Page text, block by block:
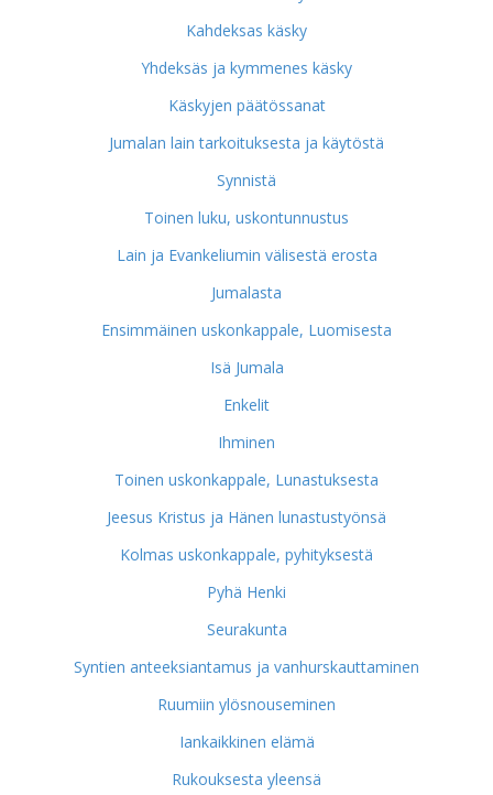
Kahdeksas käsky
Yhdeksäs ja kymmenes käsky
Käskyjen päätössanat
Jumalan lain tarkoituksesta ja käytöstä
Synnistä
Toinen luku, uskontunnustus
Lain ja Evankeliumin välisestä erosta
Jumalasta
Ensimmäinen uskonkappale, Luomisesta
Isä Jumala
Enkelit
Ihminen
Toinen uskonkappale, Lunastuksesta
Jeesus Kristus ja Hänen lunastustyönsä
Kolmas uskonkappale, pyhityksestä
Pyhä Henki
Seurakunta
Syntien anteeksiantamus ja vanhurskauttaminen
Ruumiin ylösnouseminen
Iankaikkinen elämä
Rukouksesta yleensä